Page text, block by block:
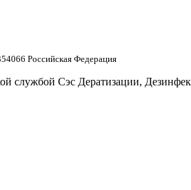
Российская Федерация
службой Сэс Дератизации,